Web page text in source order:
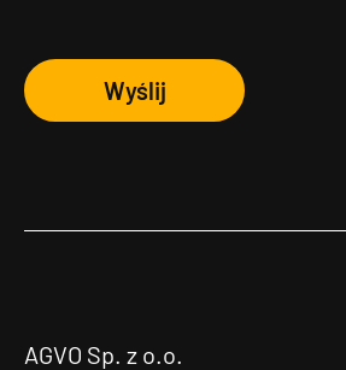
Wyślij
AGVO Sp. z o.o.